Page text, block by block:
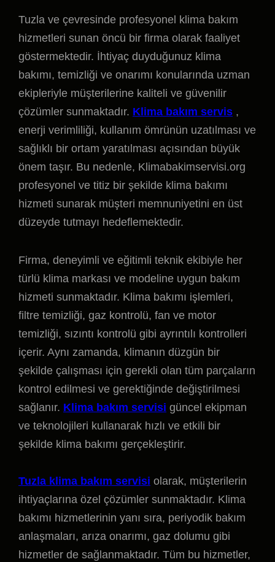
Tuzla ve çevresinde profesyonel klima bakım
hizmetleri sunan öncü bir firma olarak faaliyet
göstermektedir. İhtiyaç duyduğunuz klima
bakımı, temizliği ve onarımı konularında uzman
ekipleriyle müşterilerine kaliteli ve güvenilir
çözümler sunmaktadır. Klima bakım servis ,
enerji verimliliği, kullanım ömrünün uzatılması ve
sağlıklı bir ortam yaratılması açısından büyük
önem taşır. Bu nedenle, Klimabakimservisi.org
profesyonel ve titiz bir şekilde klima bakımı
hizmeti sunarak müşteri memnuniyetini en üst
düzeyde tutmayı hedeflemektedir.
Firma, deneyimli ve eğitimli teknik ekibiyle her
türlü klima markası ve modeline uygun bakım
hizmeti sunmaktadır. Klima bakımı işlemleri,
filtre temizliği, gaz kontrolü, fan ve motor
temizliği, sızıntı kontrolü gibi ayrıntılı kontrolleri
içerir. Aynı zamanda, klimanın düzgün bir
şekilde çalışması için gerekli olan tüm parçaların
kontrol edilmesi ve gerektiğinde değiştirilmesi
sağlanır. Klima bakım servisi güncel ekipman
ve teknolojileri kullanarak hızlı ve etkili bir
şekilde klima bakımı gerçekleştirir.
Tuzla klima bakım servisi olarak, müşterilerin
ihtiyaçlarına özel çözümler sunmaktadır. Klima
bakımı hizmetlerinin yanı sıra, periyodik bakım
anlaşmaları, arıza onarımı, gaz dolumu gibi
hizmetler de sağlanmaktadır. Tüm bu hizmetler,